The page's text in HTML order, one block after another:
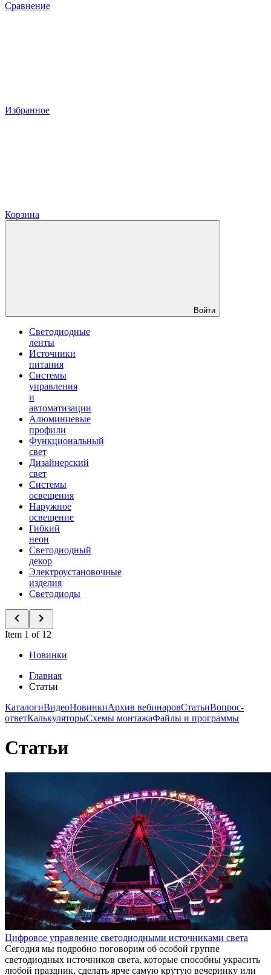
Сравнение
Избранное
Корзина
Войти
Светодиодные
ленты
Источники
питания
Системы
управления
и
автоматизации
Алюминиевые
профили
Функциональный
свет
Дизайнерский
свет
Системы
освещения
Наружное
освещение
Гибкий
неон
Светодиодный
декор
Электроустановочные
изделия
Светодиоды
Item 1 of 12
Новинки
Главная
Статьи
КаталогиВидеоНовинкиАрхив вебинаровСтатьиВопрос-
ответКалькуляторыСхемы монтажаФайлы и программы
Статьи
Цифровое управление светодиодными источниками света
Сегодня мы подробно поговорим об особой группе
светодиодных источников света, которые способны украсить
любой праздник, сделать ярче самую крутую вечеринку или